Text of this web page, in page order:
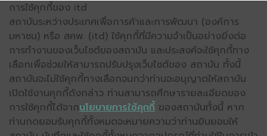
การใช้คุกกี้ของ itd
สถาบันระหว่างประเทศเพื่อการค้าและการพัฒนา (องค์การ
มหาชน) หรือ สคพ. (itd) ใช้คุกกี้ที่มีความจำเป็นอย่างยิ่งต่อ
การทำงานของเว็บไซต์ของสถาบัน และประสงค์จะใช้คุกกี้ทาง
เลือกเพื่อช่วยให้สามารถปรับปรุงเว็บไซต์ของ สถาบัน ทั้งนี้
สถาบันจะไม่ใช้คุกกี้ทางเลือกจนกว่าท่านจะอนุญาตให้สถาบัน
เปิดใช้งานคุกกี้ดังกล่าว ท่านสามารถศึกษารายละเอียดของ
การใช้คุกกี้ได้จากนโยบายการใช้คุกกี้ ของสถาบันทั้งนี้ หาก
ท่านกดยอมรับคุกกี้ทั้งหมดจะหมายความว่าท่านยินยอมให้